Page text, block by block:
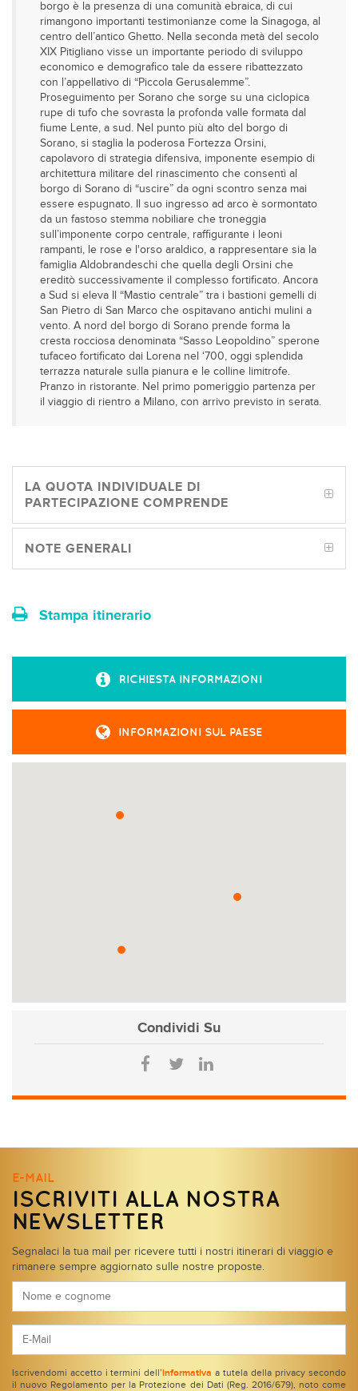
borgo è la presenza di una comunità ebraica, di cui
rimangono importanti testimonianze come la Sinagoga, al
centro dell’antico Ghetto. Nella seconda metà del secolo
XIX Pitigliano visse un importante periodo di sviluppo
economico e demografico tale da essere ribattezzato
con l’appellativo di “Piccola Gerusalemme”.
Proseguimento per Sorano che sorge su una ciclopica
rupe di tufo che sovrasta la profonda valle formata dal
fiume Lente, a sud. Nel punto più alto del borgo di
Sorano, si staglia la poderosa Fortezza Orsini,
capolavoro di strategia difensiva, imponente esempio di
architettura militare del rinascimento che consentì al
borgo di Sorano di “uscire” da ogni scontro senza mai
essere espugnato. Il suo ingresso ad arco è sormontato
da un fastoso stemma nobiliare che troneggia
sull’imponente corpo centrale, raffigurante i leoni
rampanti, le rose e l'orso araldico, a rappresentare sia la
famiglia Aldobrandeschi che quella degli Orsini che
ereditò successivamente il complesso fortificato. Ancora
a Sud si eleva Il “Mastio centrale” tra i bastioni gemelli di
San Pietro di San Marco che ospitavano antichi mulini a
vento. A nord del borgo di Sorano prende forma la
cresta rocciosa denominata “Sasso Leopoldino” sperone
tufaceo fortificato dai Lorena nel ‘700, oggi splendida
terrazza naturale sulla pianura e le colline limitrofe.
Pranzo in ristorante. Nel primo pomeriggio partenza per
il viaggio di rientro a Milano, con arrivo previsto in serata.
LA QUOTA INDIVIDUALE DI
PARTECIPAZIONE COMPRENDE
NOTE GENERALI
Stampa itinerario
RICHIESTA INFORMAZIONI
INFORMAZIONI SUL PAESE
Condividi Su
E-MAIL
ISCRIVITI ALLA NOSTRA
NEWSLETTER
Segnalaci la tua mail per ricevere tutti i nostri itinerari di viaggio e
rimanere sempre aggiornato sulle nostre proposte.
Iscrivendomi accetto i termini dell’ informativa a tutela della privacy secondo
il nuovo Regolamento per la Protezione dei Dati (Reg. 2016/679), noto come